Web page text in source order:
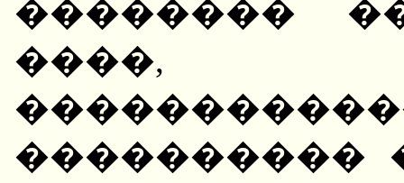
��������
����,
����������